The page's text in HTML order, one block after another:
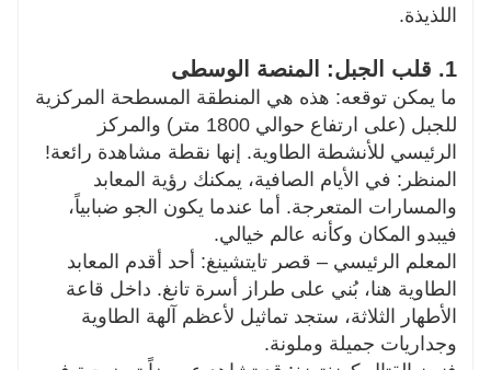
اللذيذة.
1. قلب الجبل: المنصة الوسطى
ما يمكن توقعه: هذه هي المنطقة المسطحة المركزية
للجبل (على ارتفاع حوالي 1800 متر) والمركز
الرئيسي للأنشطة الطاوية. إنها نقطة مشاهدة رائعة!
المنظر: في الأيام الصافية، يمكنك رؤية المعابد
والمسارات المتعرجة. أما عندما يكون الجو ضبابياً،
فيبدو المكان وكأنه عالم خيالي.
المعلم الرئيسي – قصر تايتشينغ: أحد أقدم المعابد
الطاوية هنا، بُني على طراز أسرة تانغ. داخل قاعة
الأطهار الثلاثة، ستجد تماثيل لأعظم آلهة الطاوية
وجداريات جميلة وملونة.